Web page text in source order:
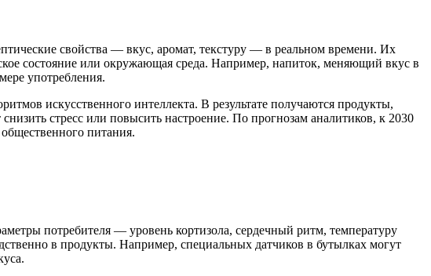
свойства — вкус, аромат, текстуру — в реальном времени. Их
состояние или окружающая среда. Например, напиток, меняющий вкус в
употребления.
искусственного интеллекта. В результате получаются продукты,
стресс или повысить настроение. По прогнозам аналитиков, к 2030
питания.
потребителя — уровень кортизола, сердечный ритм, температуру
в продукты. Например, специальных датчиков в бутылках могут